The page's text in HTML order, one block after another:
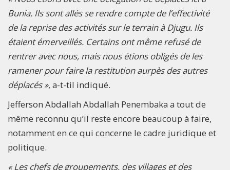
Bunia. Ils sont allés se rendre compte de l’effectivité
de la reprise des activités sur le terrain à Djugu. Ils
étaient émerveillés. Certains ont même refusé de
rentrer avec nous, mais nous étions obligés de les
ramener pour faire la restitution aurpès des autres
déplacés », a-t-til indiqué.
Jefferson Abdallah Abdallah Penembaka a tout de
même reconnu qu’il reste encore beaucoup à faire,
notamment en ce qui concerne le cadre juridique et
politique.
« Les chefs de groupements, des villages et des